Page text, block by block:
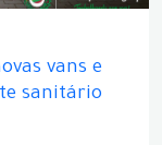
vans e
sanitário